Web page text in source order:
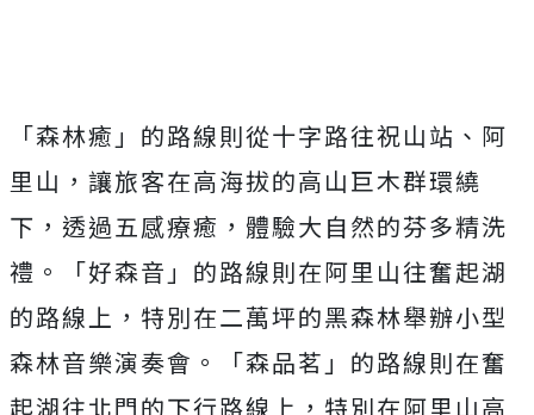
「森林癒」的路線則從十字路往祝山站、阿
里山，讓旅客在高海拔的高山巨木群環繞
下，透過五感療癒，體驗大自然的芬多精洗
禮。「好森音」的路線則在阿里山往奮起湖
的路線上，特別在二萬坪的黑森林舉辦小型
森林音樂演奏會。「森品茗」的路線則在奮
起湖往北門的下行路線上，特別在阿里山高